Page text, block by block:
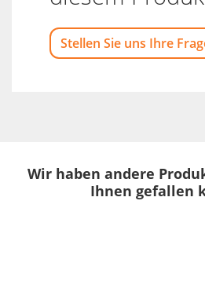
Stellen Sie uns Ihre
Wir haben andere
Ihnen gefallen